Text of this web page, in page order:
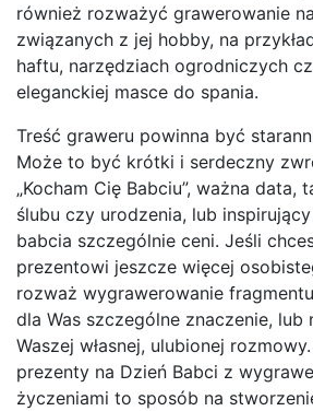
również rozważyć grawerowanie
związanych z jej hobby, na
haftu, narzędziach ogrodniczych
eleganckiej masce do spania.
Treść graweru powinna być
Może to być krótki i serdeczny
„Kocham Cię Babciu”, ważna data,
ślubu czy urodzenia, lub
babcia szczególnie ceni. Jeśli
prezentowi jeszcze więcej
rozważ wygrawerowanie
dla Was szczególne znaczenie, lub
Waszej własnej, ulubionej
prezenty na Dzień Babci z
życzeniami to sposób na